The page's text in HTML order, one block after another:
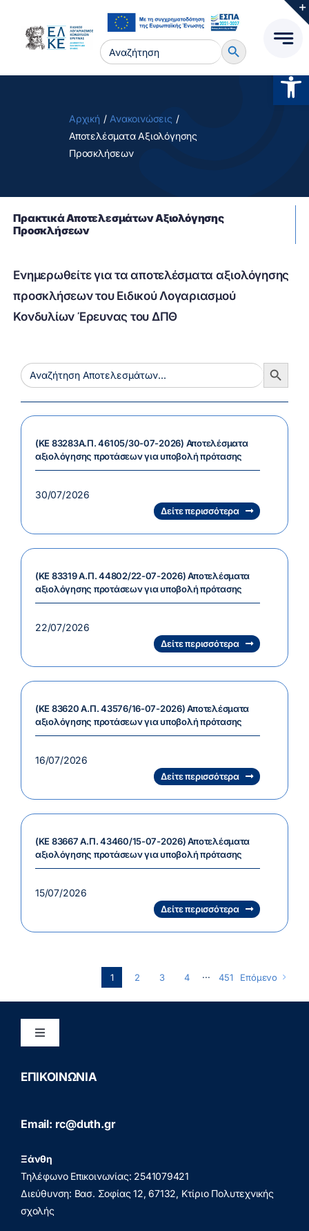
περιεχόμενο
Search
for:
Search Button
Αρχική
Ανακοινώσεις
Αποτελέσματα Αξιολόγησης
Προσκλήσεων
Πρακτικά Αποτελεσμάτων Αξιολόγησης
Προσκλήσεων
Ενημερωθείτε για τα αποτελέσματα αξιολόγησης
προσκλήσεων του Ειδικού Λογαριασμού
Κονδυλίων Έρευνας του ΔΠΘ
Search
for:
Search Button
(ΚΕ 83283Α.Π. 46105/30-07-2026) Αποτελέσματα
αξιολόγησης προτάσεων για υποβολή πρότασης
30/07/2026
Δείτε περισσότερα
(ΚΕ 83319 Α.Π. 44802/22-07-2026) Αποτελέσματα
αξιολόγησης προτάσεων για υποβολή πρότασης
22/07/2026
Δείτε περισσότερα
(ΚΕ 83620 Α.Π. 43576/16-07-2026) Αποτελέσματα
αξιολόγησης προτάσεων για υποβολή πρότασης
16/07/2026
Δείτε περισσότερα
(ΚΕ 83667 Α.Π. 43460/15-07-2026) Αποτελέσματα
αξιολόγησης προτάσεων για υποβολή πρότασης
15/07/2026
Δείτε περισσότερα
1 2 3 4 ··· 451 Επόμενο
Toggle
Διασφάλιση Ποιότητας
(GDPR)
Πολιτική Απορρήτου
ΕΠΙΚΟΙΝΩΝΙΑ
Email: rc@duth.gr
Ξάνθη
Τηλέφωνο Επικοινωνίας: 2541079421
Διεύθυνση: Βασ. Σοφίας 12, 67132, Κτίριο Πολυτεχνικής
σχολής